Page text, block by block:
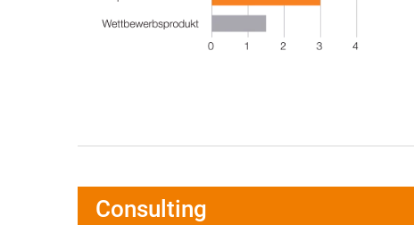
Consulting